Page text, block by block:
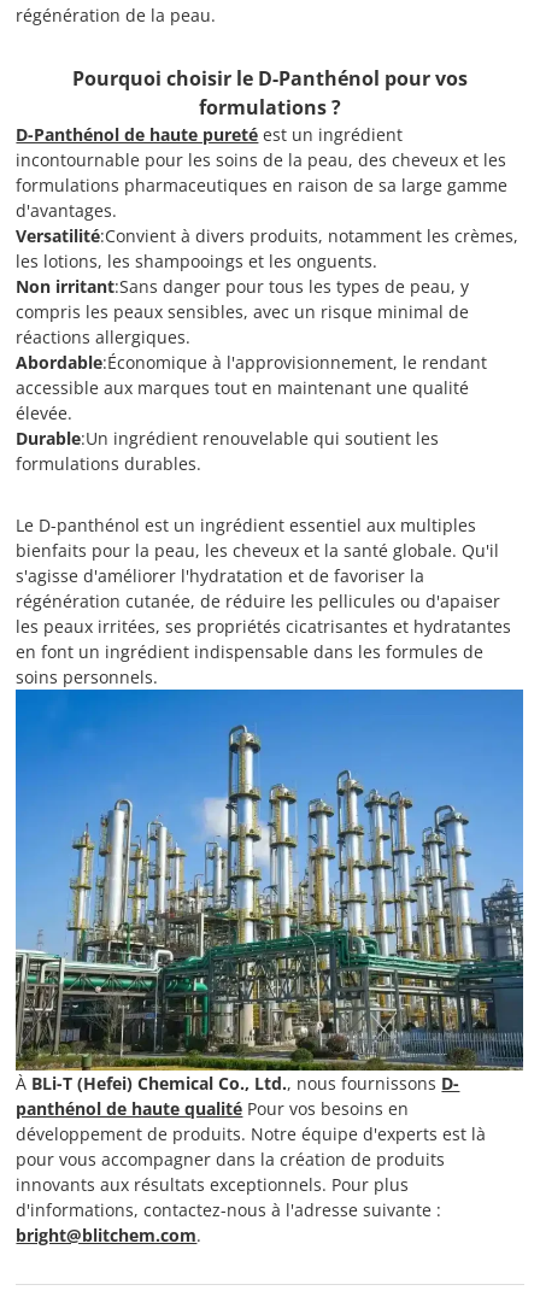
régénération de la peau.
Pourquoi choisir le D-Panthénol pour vos
formulations ?
D-Panthénol de haute pureté est un ingrédient
incontournable pour les soins de la peau, des cheveux et les
formulations pharmaceutiques en raison de sa large gamme
d'avantages.
Versatilité:Convient à divers produits, notamment les crèmes,
les lotions, les shampooings et les onguents.
Non irritant:Sans danger pour tous les types de peau, y
compris les peaux sensibles, avec un risque minimal de
réactions allergiques.
Abordable:Économique à l'approvisionnement, le rendant
accessible aux marques tout en maintenant une qualité
élevée.
Durable:Un ingrédient renouvelable qui soutient les
formulations durables.
Le D-panthénol est un ingrédient essentiel aux multiples
bienfaits pour la peau, les cheveux et la santé globale. Qu'il
s'agisse d'améliorer l'hydratation et de favoriser la
régénération cutanée, de réduire les pellicules ou d'apaiser
les peaux irritées, ses propriétés cicatrisantes et hydratantes
en font un ingrédient indispensable dans les formules de
soins personnels.
À BLi-T (Hefei) Chemical Co., Ltd., nous fournissons D-
panthénol de haute qualité Pour vos besoins en
développement de produits. Notre équipe d'experts est là
pour vous accompagner dans la création de produits
innovants aux résultats exceptionnels. Pour plus
d'informations, contactez-nous à l'adresse suivante :
bright@blitchem.com.